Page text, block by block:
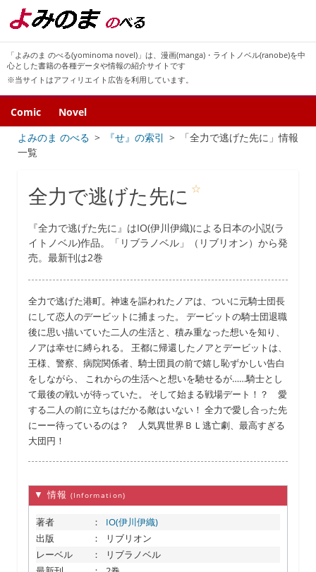
「よみのま のべる(yominoma novel)」は、漫画(manga)・ライトノベル(ranobe)を中
心とした書籍の各種データや情報の紹介サイトです
※当サイトはアフィリエイト広告を利用しています。
Comic
Novel
よみのま のべる
『せ』の索引
「全力で逃げた先に」情報
一覧
全力で逃げた先に ☆
『全力で逃げた先に』はIO(伊川伊織)による日本の小説(ラ
イトノベル)作品。「リブラノベル」（リブリオン）から発
売。最新刊は2巻
全力で逃げた港町。神速を謳われたノアは、ついに元騎士団長
にして恋人のデービットに捕まった。 デービットの騎士団退職
後に思い描いていた二人の生活と、積み重なった想いを知り、
ノアは幸せに縛られる。 王都に帰還したノアとデービットは、
王様、警察、病院関係者、騎士団員の前で嬉し恥ずかしい告白
をしながら、 これからの生活へと想いを馳せるが……騎士とし
て最後の戦いが待っていた。 そして始まる戦場デート！？ 愛
する二人の前に立ちはだかる敵はいない！ 全力で愛し合った先
にーー待っているのは？ 人気異世界ＢＬ逃亡劇、最高すぎる
大団円！
▼ 情報 (Information)
著者 ：
IO(伊川伊織)
出版
：
リブリオン
レーベル
：
リブラノベル